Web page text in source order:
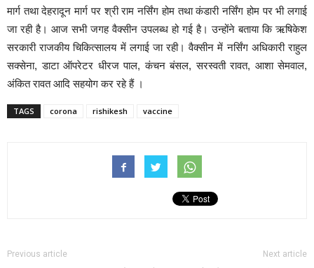
मार्ग तथा देहरादून मार्ग पर श्री राम नर्सिंग होम तथा कंडारी नर्सिंग होम पर भी लगाई
जा रही है। आज सभी जगह वैक्सीन उपलब्ध हो गई है। उन्होंने बताया कि ऋषिकेश
सरकारी राजकीय चिकित्सालय में लगाई जा रही। वैक्सीन में नर्सिंग अधिकारी राहुल
सक्सेना, डाटा ऑपरेटर धीरज पाल, कंचन बंसल, सरस्वती रावत, आशा सेमवाल,
अंकित रावत आदि सहयोग कर रहे हैं ।
TAGS corona rishikesh vaccine
Previous article Next article